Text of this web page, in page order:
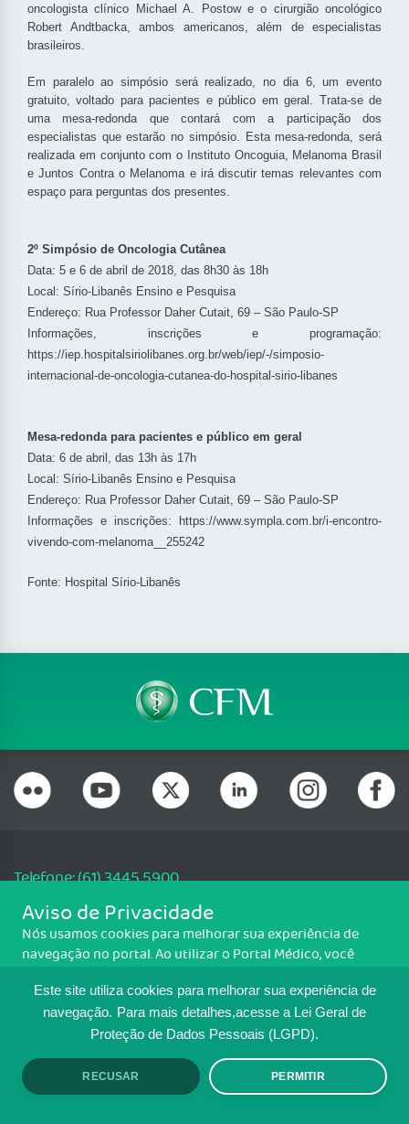
Este site utiliza cookies para melhorar sua experiência de
navegação. Para mais detalhes,acesse a Lei Geral de
Proteção de Dados Pessoais (LGPD).
RECUSAR PERMITIR
oncologista clínico Michael A. Postow e o cirurgião oncológico
Robert Andtbacka, ambos americanos, além de especialistas
brasileiros.
Em paralelo ao simpósio será realizado, no dia 6, um evento
gratuito, voltado para pacientes e público em geral. Trata-se de
uma mesa-redonda que contará com a participação dos
especialistas que estarão no simpósio. Esta mesa-redonda, será
realizada em conjunto com o Instituto Oncoguia, Melanoma Brasil
e Juntos Contra o Melanoma e irá discutir temas relevantes com
espaço para perguntas dos presentes.
2º Simpósio de Oncologia Cutânea
Data: 5 e 6 de abril de 2018, das 8h30 às 18h
Local: Sírio-Libanês Ensino e Pesquisa
Endereço: Rua Professor Daher Cutait, 69 – São Paulo-SP
Informações, inscrições e programação:
https://iep.hospitalsiriolibanes.org.br/web/iep/-/simposio-
internacional-de-oncologia-cutanea-do-hospital-sirio-libanes
Mesa-redonda para pacientes e público em geral
Data: 6 de abril, das 13h às 17h
Local: Sírio-Libanês Ensino e Pesquisa
Endereço: Rua Professor Daher Cutait, 69 – São Paulo-SP
Informações e inscrições:
https://www.sympla.com.br/i-encontro-
vivendo-com-melanoma__255242
Fonte: Hospital Sírio-Libanês
Telefone: (61) 3445 5900
Email: cfm@portalmedico.org.br
SGAS 616, Conjunto D, Lote 115, L2 Sul, Brasília/DF - CEP: 70200-760 -
CNPJ: 33.583.550/0001-30
MAPA DO SITE
TRANSPARÊNCIA E PRESTAÇÃO DE
CONTAS
Aviso de Privacidade
Nós usamos cookies para melhorar sua experiência de
navegação no portal. Ao utilizar o Portal Médico, você
Para ter mais informações sobre como isso é feito, acesse
Política de cookies. Se você concorda, clique em ACEITO.
ACEITO